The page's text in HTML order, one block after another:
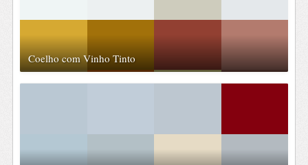
Coelho com Vinho Tinto